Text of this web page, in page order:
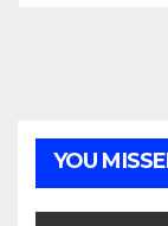
YOU